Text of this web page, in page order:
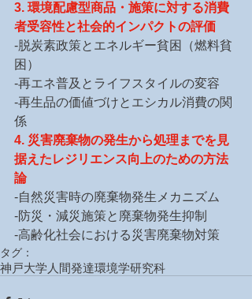
3. 環境配慮型商品・施策に対する消費
者受容性と社会的インパクトの評価
-脱炭素政策とエネルギー貧困（燃料貧
困）
-再エネ普及とライフスタイルの変容
-再生品の価値づけとエシカル消費の関
係
4. 災害廃棄物の発生から処理までを見
据えたレジリエンス向上のための方法
論
-自然災害時の廃棄物発生メカニズム
-防災・減災施策と廃棄物発生抑制
-高齢化社会における災害廃棄物対策
タグ：
神戸大学 人間発達環境学研究科